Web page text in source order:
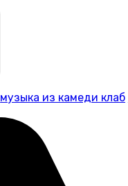
музыка из камеди клаб